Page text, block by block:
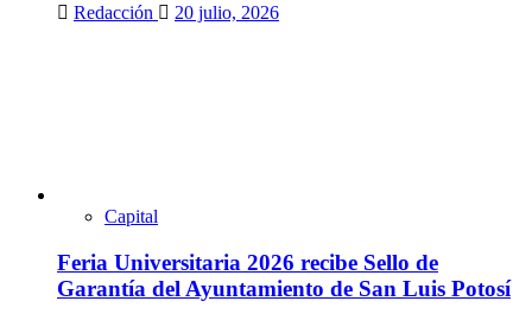
Redacción 20 julio, 2026
Capital
Feria Universitaria 2026 recibe Sello de
Garantía del Ayuntamiento de San Luis Potosí